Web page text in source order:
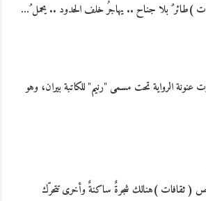
)طائر ٌ بلا جناح .. يهاجرُ خلف الحدود .. يحمل ُ…
الرواية تحت مسمى "رنيم" للكاتبة بيران، وهو
( ثقافات )هنالك شجرةٌ ساكنةٌ وأخرى تتحرّك